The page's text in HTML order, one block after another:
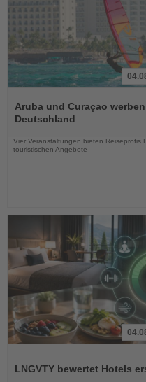
Sie
die
Aruba und Curaçao
Deutschland
Vier Veranstaltungen bieten Reiseprofis
touristischen Angebote
dieLNGVTY bewertet Hotels